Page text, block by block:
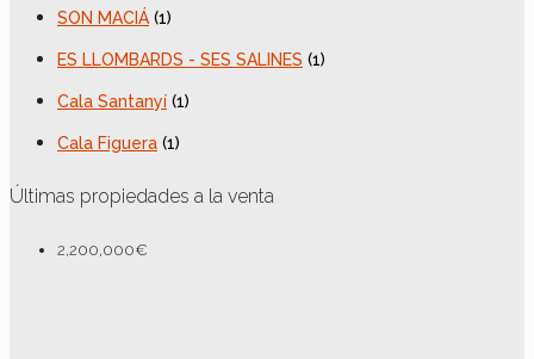
SON MACIÁ (1)
ES LLOMBARDS - SES SALINES (1)
Cala Santanyí (1)
Cala Figuera (1)
Últimas propiedades a la venta
2,200,000€